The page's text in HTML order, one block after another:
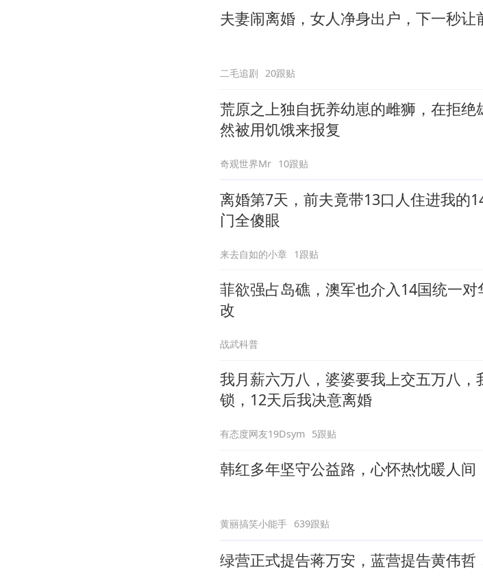
夫妻闹离婚，女人净身出户，下一秒让
二毛追剧 20跟贴
荒原之上独自抚养幼崽的雌狮，在拒绝
然被用饥饿来报复
奇观世界Mr 10跟贴
离婚第7天，前夫竟带13口人住进我的
门全傻眼
来去自如的小章 1跟贴
菲欲强占岛礁，澳军也介入14国统一
改
战武科普
我月薪六万八，婆婆要我上交五万八，
锁，12天后我决意离婚
有态度网友19Dsym 5跟贴
韩红多年坚守公益路，心怀热忱暖人间
黄丽搞笑小能手 639跟贴
绿营正式提告蒋万安，蓝营提告黄伟哲